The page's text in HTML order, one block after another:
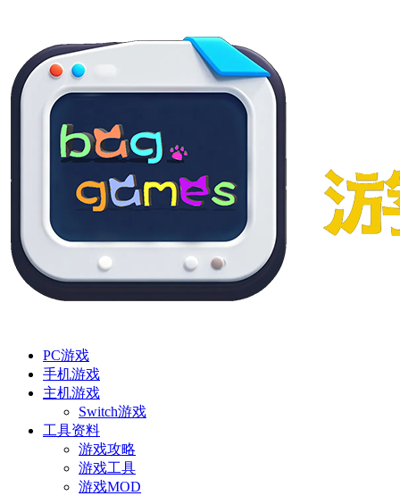
PC游戏
手机游戏
主机游戏
Switch游戏
工具资料
游戏攻略
游戏工具
游戏MOD